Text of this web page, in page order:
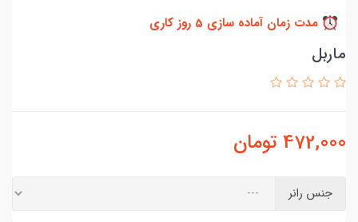
مدت زمان آماده سازی 5 روز کاری
ماربل
472,000 تومان
جنس رانر